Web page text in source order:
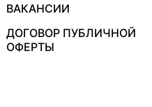
ВАКАНСИИ
ДОГОВОР ПУБЛИЧНОЙ
ОФЕРТЫ